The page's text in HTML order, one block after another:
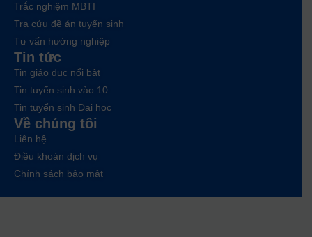
Trắc nghiệm MBTI
Tra cứu đề án tuyển sinh
Tư vấn hướng nghiệp
Tin tức
Tin giáo dục nổi bật
Tin tuyển sinh vào 10
Tin tuyển sinh Đại học
Về chúng tôi
Liên hệ
Điều khoản dịch vụ
Chính sách bảo mật